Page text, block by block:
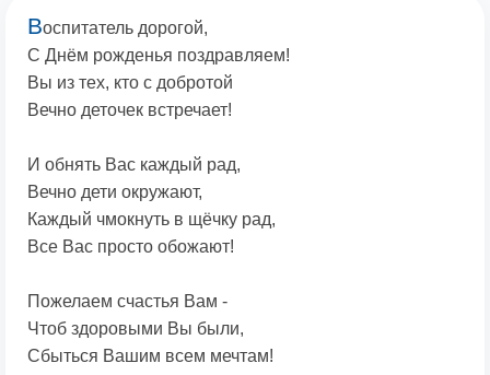
Воспитатель дорогой,
С Днём рожденья поздравляем!
Вы из тех, кто с добротой
Вечно деточек встречает!
И обнять Вас каждый рад,
Вечно дети окружают,
Каждый чмокнуть в щёчку рад,
Все Вас просто обожают!
Пожелаем счастья Вам -
Чтоб здоровыми Вы были,
Сбыться Вашим всем мечтам!